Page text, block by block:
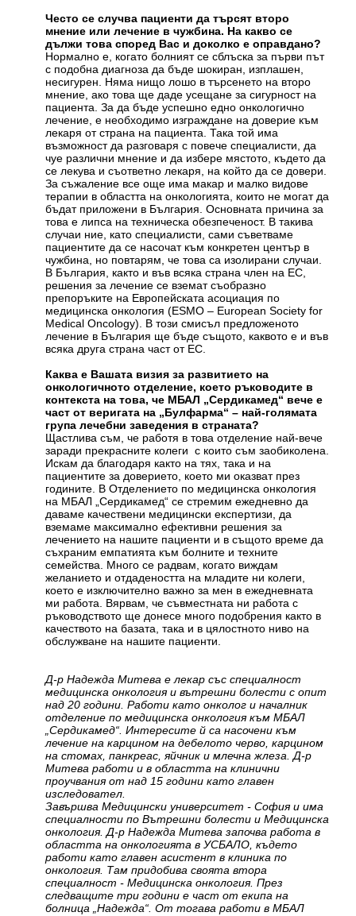
Често се случва пациенти да търсят второ
мнение или лечение в чужбина. На какво се
дължи това според Вас и доколко е оправдано?
Нормално е, когато болният се сблъска за първи път
с подобна диагноза да бъде шокиран, изплашен,
несигурен. Няма нищо лошо в търсенето на второ
мнение, ако това ще даде усещане за сигурност на
пациента. За да бъде успешно едно онкологично
лечение, е необходимо изграждане на доверие към
лекаря от страна на пациента. Така той има
възможност да разговаря с повече специалисти, да
чуе различни мнение и да избере мястото, където да
се лекува и съответно лекаря, на който да се довери.
За съжаление все още има макар и малко видове
терапии в областта на онкологията, които не могат да
бъдат приложени в България. Основната причина за
това е липса на техническа обезпеченост. В такива
случаи ние, като специалисти, сами съветваме
пациентите да се насочат към конкретен център в
чужбина, но повтарям, че това са изолирани случаи.
В България, както и във всяка страна член на ЕС,
решения за лечение се вземат съобразно
препоръките на Европейската асоциация по
медицинска онкология (ESMO – European Society for
Medical Oncology). В този смисъл предложеното
лечение в България ще бъде същото, каквото е и във
всяка друга страна част от ЕС.
Каква е Вашата визия за развитието на
онкологичното отделение, което ръководите в
контекста на това, че МБАЛ „Сердикамед“ вече е
част от веригата на „Булфарма“ – най-голямата
група лечебни заведения в страната?
Щастлива съм, че работя в това отделение най-вече
заради прекрасните колеги с които съм заобиколена.
Искам да благодаря както на тях, така и на
пациентите за доверието, което ми оказват през
годините. В Отделението по медицинска онкология
на МБАЛ „Сердикамед“ се стремим ежедневно да
даваме качествени медицински експертизи, да
вземаме максимално ефективни решения за
лечението на нашите пациенти и в същото време да
съхраним емпатията към болните и техните
семейства. Много се радвам, когато виждам
желанието и отдадеността на младите ни колеги,
което е изключително важно за мен в ежедневната
ми работа. Вярвам, че съвместната ни работа с
ръководството ще донесе много подобрения както в
качеството на базата, така и в цялостното ниво на
обслужване на нашите пациенти.
Д-р Надежда Митева е лекар със специалност
медицинска онкология и вътрешни болести с опит
над 20 години. Работи като онколог и началник
отделение по медицинска онкология към МБАЛ
„Сердикамед“. Интересите й са насочени към
лечение на карцином на дебелото черво, карцином
на стомах, панкреас, яйчник и млечна жлеза. Д-р
Митева работи и в областта на клинични
проучвания от над 15 години като главен
изследовател.
Завършва Медицински университет - София и има
специалности по Вътрешни болести и Медицинска
онкология. Д-р Надежда Митева започва работа в
областта на онкологията в УСБАЛО, където
работи като главен асистент в клиника по
онкология. Там придобива своята втора
специалност - Медицинска онкология. През
следващите три години е част от екипа на
болница „Надежда“. От тогава работи в МБАЛ